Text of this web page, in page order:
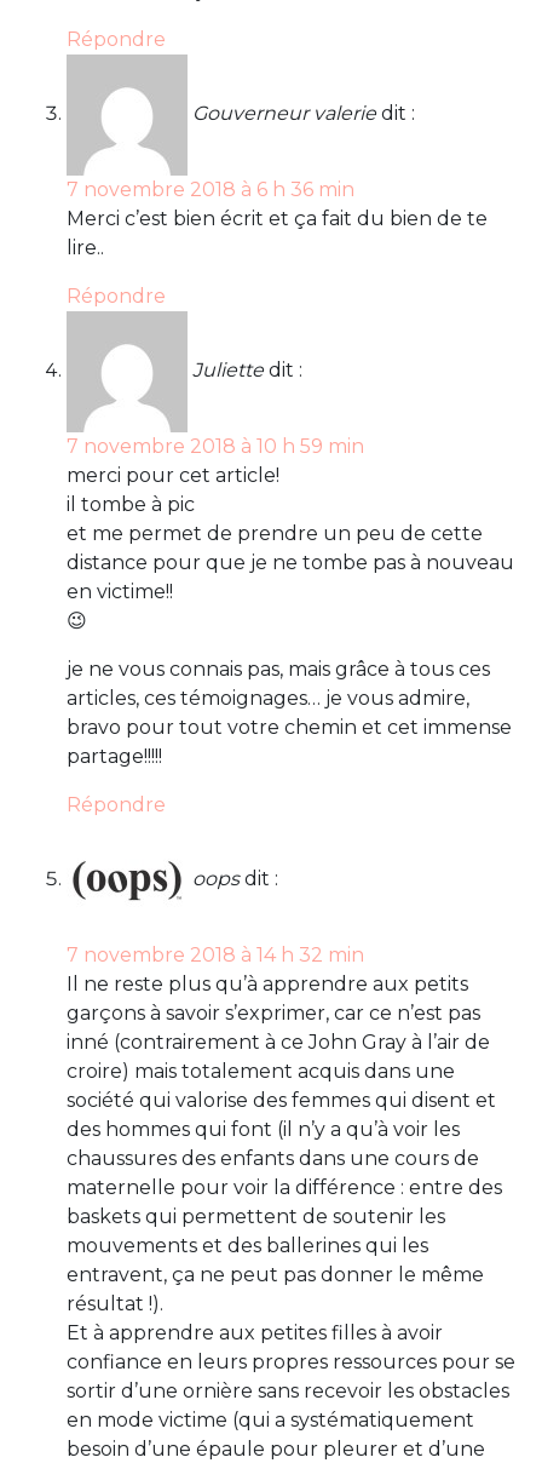
Répondre
Gouverneur valerie dit :
7 novembre 2018 à 6 h 36 min
Merci c’est bien écrit et ça fait du bien de te
lire..
Répondre
Juliette dit :
7 novembre 2018 à 10 h 59 min
merci pour cet article!
il tombe à pic
et me permet de prendre un peu de cette
distance pour que je ne tombe pas à nouveau
en victime!!
😉
je ne vous connais pas, mais grâce à tous ces
articles, ces témoignages… je vous admire,
bravo pour tout votre chemin et cet immense
partage!!!!!
Répondre
oops dit :
7 novembre 2018 à 14 h 32 min
Il ne reste plus qu’à apprendre aux petits
garçons à savoir s’exprimer, car ce n’est pas
inné (contrairement à ce John Gray à l’air de
croire) mais totalement acquis dans une
société qui valorise des femmes qui disent et
des hommes qui font (il n’y a qu’à voir les
chaussures des enfants dans une cours de
maternelle pour voir la différence : entre des
baskets qui permettent de soutenir les
mouvements et des ballerines qui les
entravent, ça ne peut pas donner le même
résultat !).
Et à apprendre aux petites filles à avoir
confiance en leurs propres ressources pour se
sortir d’une ornière sans recevoir les obstacles
en mode victime (qui a systématiquement
besoin d’une épaule pour pleurer et d’une